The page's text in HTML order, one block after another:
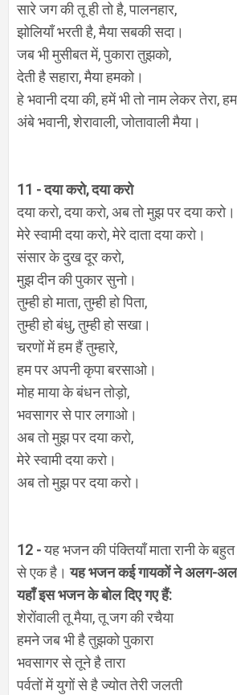
सारे जग की तू ही तो है, पालनहार,
झोलियाँ भरती है, मैया सबकी सदा।
जब भी मुसीबत में, पुकारा तुझको,
देती है सहारा, मैया हमको।
हे भवानी दया की, हमें भी तो नाम लेकर तेरा,
अंबे भवानी, शेरावाली, जोतावाली मैया।
11 - दया करो, दया करो
दया करो, दया करो, अब तो मुझ पर दया करो।
मेरे स्वामी दया करो, मेरे दाता दया करो।
संसार के दुख दूर करो,
मुझ दीन की पुकार सुनो।
तुम्ही हो माता, तुम्ही हो पिता,
तुम्ही हो बंधु, तुम्ही हो सखा।
चरणों में हम हैं तुम्हारे,
हम पर अपनी कृपा बरसाओ।
मोह माया के बंधन तोड़ो,
भवसागर से पार लगाओ।
अब तो मुझ पर दया करो,
मेरे स्वामी दया करो।
अब तो मुझ पर दया करो।
12 -यह भजन की पंक्तियाँ माता रानी के
से एक है।यह भजन कई गायकों ने अलग-
यहाँ इस भजन के बोल दिए गए हैं:
शेरोंवाली तू मैया, तू जग की रचैया
हमने जब भी है तुझको पुकारा
भवसागर से तूने है तारा
पर्वतों में युगों से है ज्योत तेरी जलती